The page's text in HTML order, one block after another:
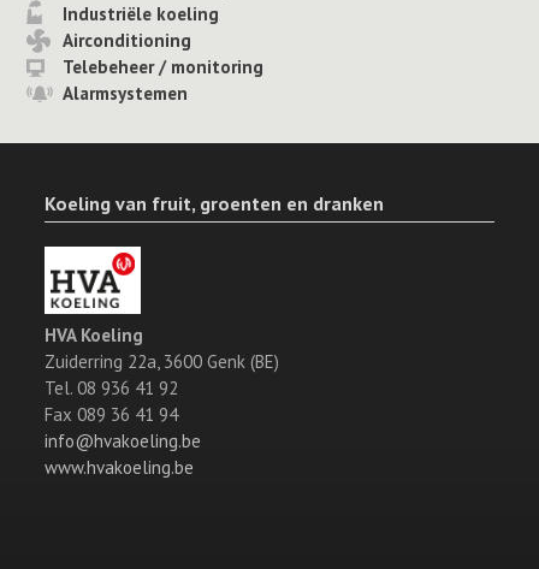
Industriële koeling
Airconditioning
Telebeheer / monitoring
Alarmsystemen
Koeling van fruit, groenten en dranken
HVA Koeling
Zuiderring 22a, 3600 Genk (BE)
Tel. 08 936 41 92
Fax 089 36 41 94
info@hvakoeling.be
www.hvakoeling.be